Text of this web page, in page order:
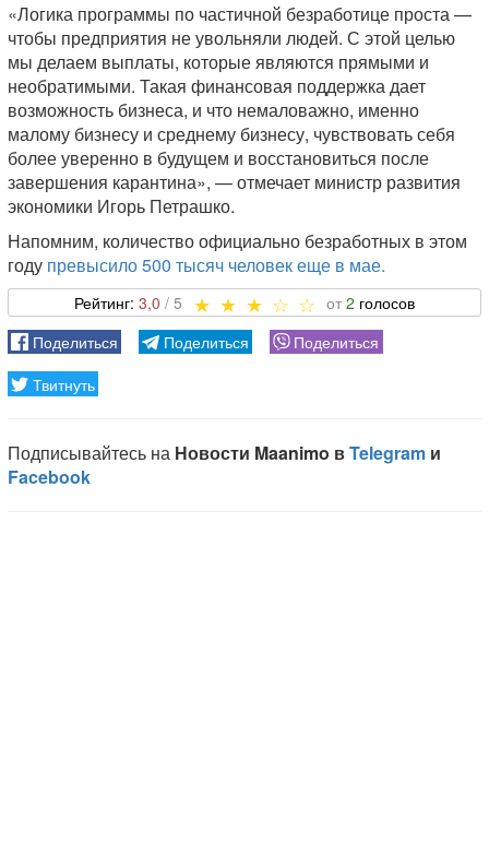
«Логика программы по частичной безработице проста —
чтобы предприятия не увольняли людей. С этой целью
мы делаем выплаты, которые являются прямыми и
необратимыми. Такая финансовая поддержка дает
возможность бизнеса, и что немаловажно, именно
малому бизнесу и среднему бизнесу, чувствовать себя
более уверенно в будущем и восстановиться после
завершения карантина», — отмечает министр развития
экономики Игорь Петрашко.
Напомним, количество официально безработных в этом
году превысило 500 тысяч человек еще в мае.
3,0 2